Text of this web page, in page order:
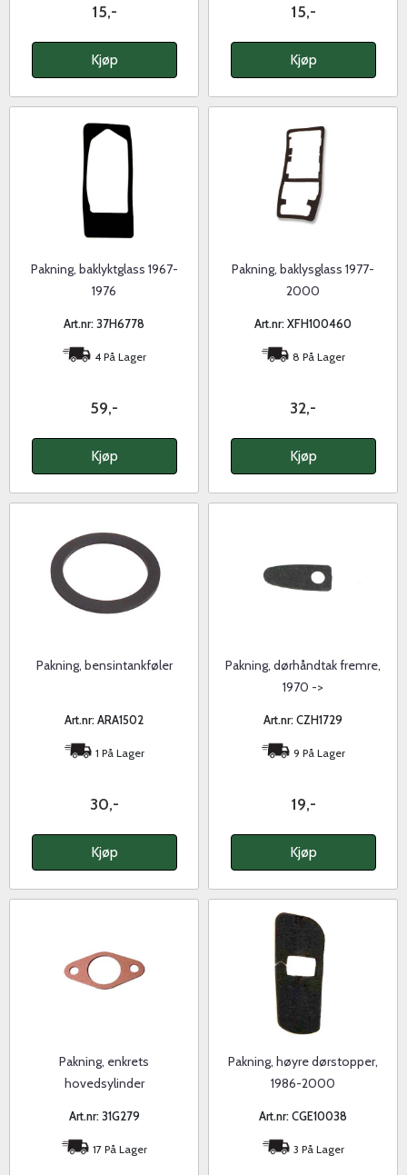
15,-
Kjøp
15,-
Kjøp
Pakning, baklyktglass 1967-
1976
Art.nr: 37H6778
4 På Lager
59,-
Kjøp
Pakning, baklysglass 1977-
2000
Art.nr: XFH100460
8 På Lager
32,-
Kjøp
Pakning, bensintankføler
Art.nr: ARA1502
1 På Lager
30,-
Kjøp
Pakning, dørhåndtak fremre,
1970 ->
Art.nr: CZH1729
9 På Lager
19,-
Kjøp
Pakning, enkrets
hovedsylinder
Art.nr: 31G279
17 På Lager
Pakning, høyre dørstopper,
1986-2000
Art.nr: CGE10038
3 På Lager